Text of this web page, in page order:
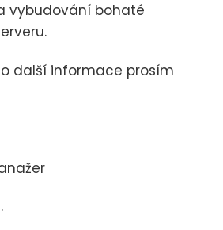
vybudování bohaté
další informace prosím